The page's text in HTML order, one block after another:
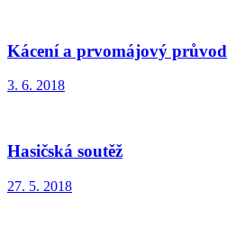
Kácení a prvomájový průvod
3. 6. 2018
Hasičská soutěž
27. 5. 2018